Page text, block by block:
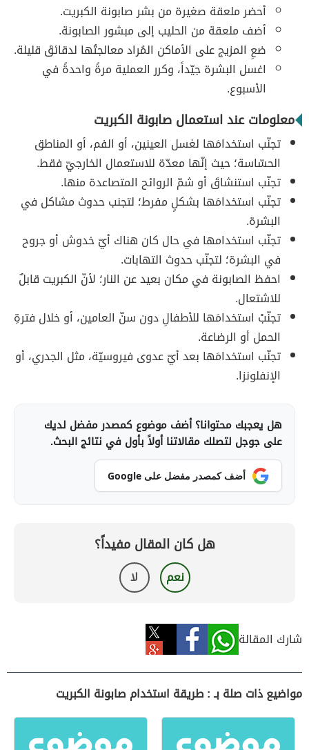
أحضر ملعقة صغيرة من بشر صابونة الكبريت.
أضف ملعقة من الحليب إلى مبشور الصابونة.
ضعِ المزيج على الأماكن المُراد معالجتُها لدقائقَ قليلة.
اغسل البشرة جيّداً، وكرر العملية مرةً واحدةً في
الأسبوع.
معلومات عند استعمال صابونة الكبريت
تجنّب استخدامَها لغسل العينين، أو الفم، أو المناطق
الحسّاسة؛ حيث إنّها معدّة للاستعمال الخارجيّ فقط.
تجنّب استنشاقَ أو شمّ الروائح المتصاعدة منها.
تجنّب استخدامَها بشكلٍ مفرط؛ لتجنب حدوث مشاكل في
البشرة.
تجنّب استخدامها في حال كان هناك أيّ خدوش أو جروح
في البشرة؛ لتجنّب حدوث التهابات.
احفظ الصابونة في مكان بعيد عن النار؛ لأنّ الكبريت قابلٌ
للاشتعال.
تجنّبْ استخدامَها للأطفالِ دون سنّ العامين، أو خلال فترةِ
الحمل أو الرضاعة.
تجنّب استخدامَها بعد أيّ عدوى فيروسيّة، مثل الجدري، أو
الإنفلونزا.
هل يعجبك محتوانا؟ أضف موضوع كمصدر مفضل لديك
على جوجل لتصلك مقالاتنا أولاً بأول في نتائج البحث.
أضف كمصدر مفضل على Google
هل كان المقال مفيداً؟
نعم لا
شارك المقالة
مواضيع ذات صلة بـ : طريقة استخدام صابونة الكبريت